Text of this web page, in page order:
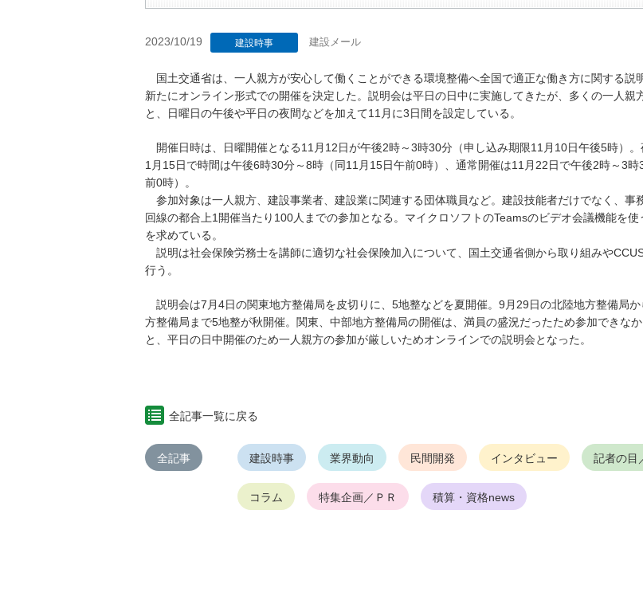
2023/10/19 建設時事 建設メール
国土交通省は、一人親方が安心して働くことができる環境整備へ全国で適正な働き方に関する説
新たにオンライン形式での開催を決定した。説明会は平日の日中に実施してきたが、多くの一人親
と、日曜日の午後や平日の夜間などを加えて11月に3日間を設定している。
開催日時は、日曜開催となる11月12日が午後2時～3時30分（申し込み期限11月10日午後5時）。
1月15日で時間は午後6時30分～8時（同11月15日午前0時）、通常開催は11月22日で午後2時～3
前0時）。
参加対象は一人親方、建設事業者、建設業に関連する団体職員など。建設技能者だけでなく、事
回線の都合上1開催当たり100人までの参加となる。マイクロソフトのTeamsのビデオ会議機能を
を求めている。
説明は社会保険労務士を講師に適切な社会保険加入について、国土交通省側から取り組みや
行う。
説明会は7月4日の関東地方整備局を皮切りに、5地整などを夏開催。9月29日の北陸地方整備局
方整備局まで5地整が秋開催。関東、中部地方整備局の開催は、満員の盛況だったため参加できな
と、平日の日中開催のため一人親方の参加が厳しいためオンラインでの説明会となった。
全記事一覧に戻る
全記事 建設時事 業界動向 民間開発 インタビュー 記者の目
コラム 特集企画／ＰＲ 積算・資格news